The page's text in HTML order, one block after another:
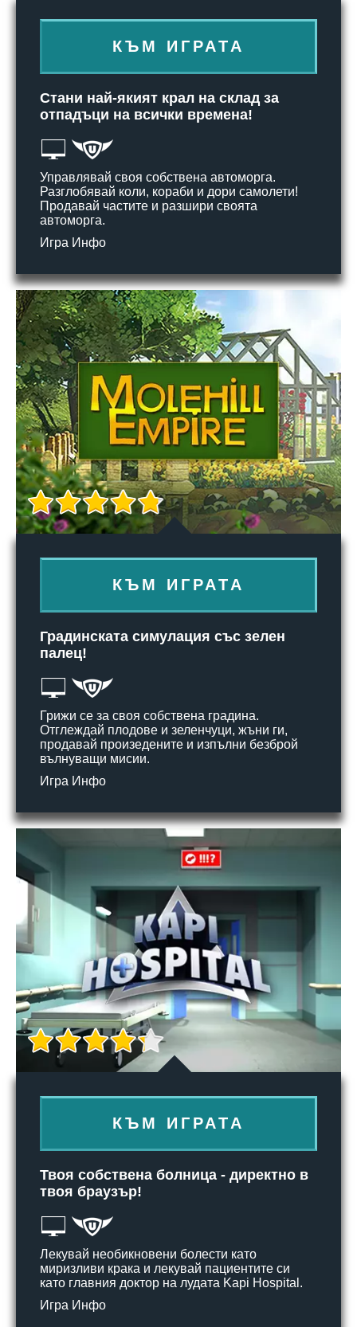
КЪМ ИГРАТА
Стани най-якият крал на склад за
отпадъци на всички времена!
Управлявай своя собствена автоморга.
Разглобявай коли, кораби и дори самолети!
Продавай частите и разшири своята
автоморга.
Игра Инфо
КЪМ ИГРАТА
Градинската симулация със зелен
палец!
Грижи се за своя собствена градина.
Отглеждай плодове и зеленчуци, жъни ги,
продавай произедените и изпълни безброй
вълнуващи мисии.
Игра Инфо
КЪМ ИГРАТА
Твоя собствена болница - директно в
твоя браузър!
Лекувай необикновени болести като
миризливи крака и лекувай пациентите си
като главния доктор на лудата Kapi Hospital.
Игра Инфо